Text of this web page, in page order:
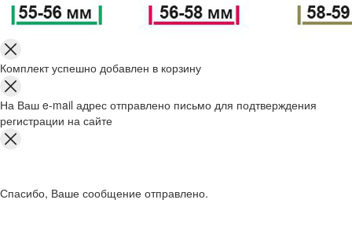
Комплект успешно добавлен в корзину
На Ваш e-mail адрес отправлено письмо для подтверждения
регистрации на сайте
Спасибо, Ваше сообщение отправлено.